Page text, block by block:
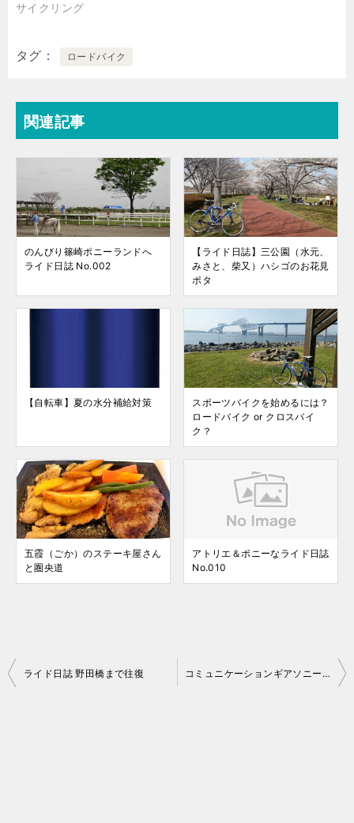
サイクリング
タグ ロードバイク
関連記事
のんびり篠崎ポニーランドへ
ライド日誌 No.002
【ライド日誌】三公園（水元、
みさと、柴又）ハシゴのお花見
ポタ
【自転車】夏の水分補給対策
スポーツバイクを始めるには？
ロードバイク or クロスバイ
ク？
五霞（ごか）のステーキ屋さん
と圏央道
アトリエ＆ポニーなライド日誌
No.010
投
ライド日誌 野田橋まで往復 コミュニケーションギアソニー NYSNO-100 を実体験